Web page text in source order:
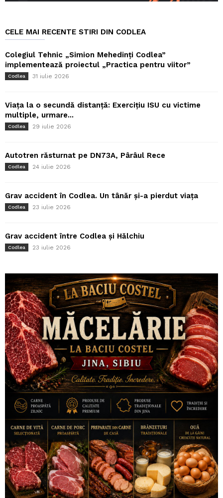
CELE MAI RECENTE STIRI DIN CODLEA
Colegiul Tehnic „Simion Mehedinți Codlea”
implementează proiectul „Practica pentru viitor”
Codlea 31 iulie 2026
Viața la o secundă distanță: Exercițiu ISU cu victime
multiple, urmare...
Codlea 29 iulie 2026
Autotren răsturnat pe DN73A, Pârâul Rece
Codlea 24 iulie 2026
Grav accident în Codlea. Un tânăr și-a pierdut viața
Codlea 23 iulie 2026
Grav accident între Codlea și Hălchiu
Codlea 23 iulie 2026